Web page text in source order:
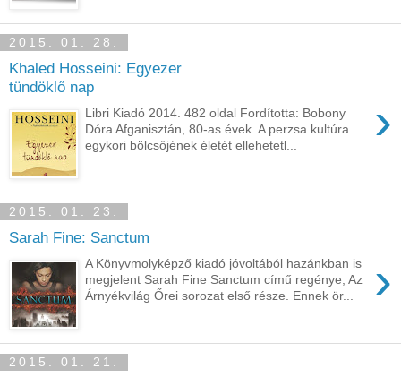
2015. 01. 28.
Khaled Hosseini: Egyezer
tündöklő nap
›
Libri Kiadó 2014. 482 oldal Fordította: Bobony
Dóra Afganisztán, 80-as évek. A perzsa kultúra
egykori bölcsőjének életét ellehetetl...
2015. 01. 23.
Sarah Fine: Sanctum
›
A Könyvmolyképző kiadó jóvoltából hazánkban is
megjelent Sarah Fine Sanctum című regénye, Az
Árnyékvilág Őrei sorozat első része. Ennek ör...
2015. 01. 21.